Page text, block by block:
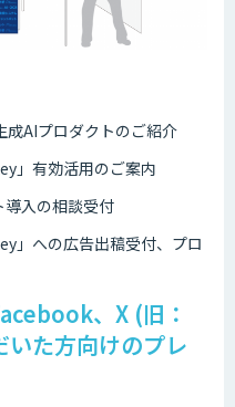
AIプロダクトのご紹介
」有効活用のご案内
導入の相談受付
」への広告出稿受付、プロ
、X (旧：
た方向けのプレ